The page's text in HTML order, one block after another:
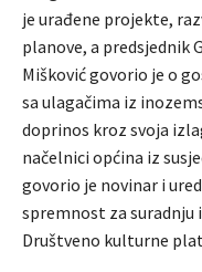
je urađene projekte,
planove, a predsjednik
Mišković govorio je o
sa ulagačima iz
doprinos kroz svoja
načelnici općina iz
govorio je novinar i
spremnost za suradnju
Društveno kulturne